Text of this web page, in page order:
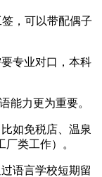
，可以带配偶子
专业对口，本科
能力更为重要。
如免税店、温泉
类工作）。
语言学校短期留